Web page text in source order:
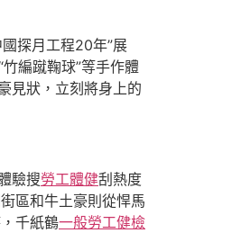
探月工程20年”展
編蹴鞠球”等手作體
見狀，立刻將身上的
驗搜勞工體健刮熱度
區和牛土豪則從悍馬
千紙鶴一般勞工健檢